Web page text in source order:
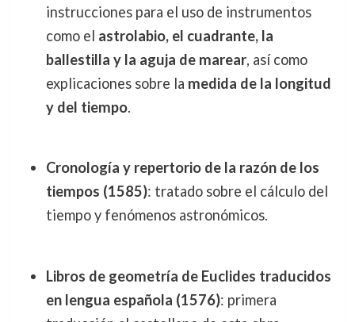
instrucciones para el uso de instrumentos
como el astrolabio, el cuadrante, la
ballestilla y la aguja de marear, así como
explicaciones sobre la medida de la longitud
y del tiempo.
Cronología y repertorio de la razón de los
tiempos (1585): tratado sobre el cálculo del
tiempo y fenómenos astronómicos.
Libros de geometría de Euclides traducidos
en lengua española (1576): primera